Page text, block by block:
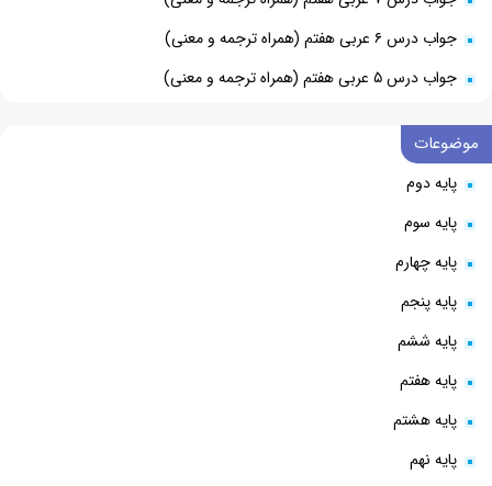
جواب درس ۶ عربی هفتم (همراه ترجمه و معنی)
جواب درس ۵ عربی هفتم (همراه ترجمه و معنی)
موضوعات
پایه دوم
پایه سوم
پایه چهارم
پایه پنجم
پایه ششم
پایه هفتم
پایه هشتم
پایه نهم